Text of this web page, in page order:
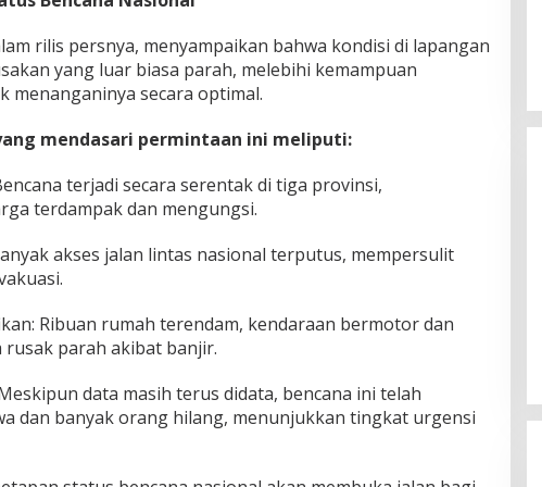
rilis persnya, menyampaikan bahwa kondisi di lapangan
yang luar biasa parah, melebihi kemampuan
menanganinya secara optimal.
mendasari permintaan ini meliputi:
terjadi secara serentak di tiga provinsi,
terdampak dan mengungsi.
akses jalan lintas nasional terputus, mempersulit
Ribuan rumah terendam, kendaraan bermotor dan
parah akibat banjir.
data masih terus didata, bencana ini telah
dan banyak orang hilang, menunjukkan tingkat urgensi
Alam, TNI–Polri dan Desa
Perkokoh Kebersamaan